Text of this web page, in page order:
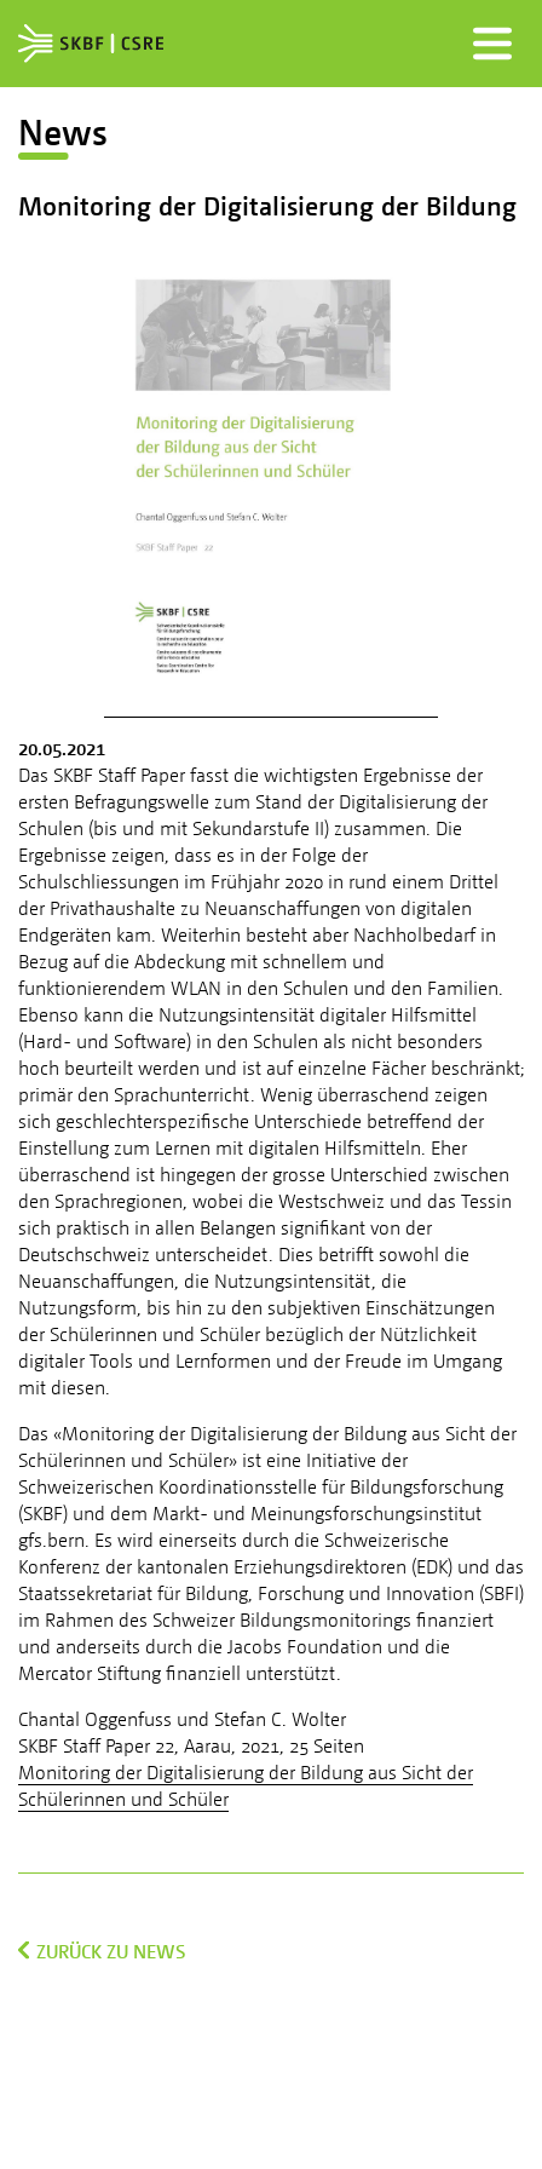
News
Monitoring der Digitalisierung der Bildung
20.05.2021
Das SKBF Staff Paper fasst die wichtigsten Ergebnisse der
ersten Befragungswelle zum Stand der Digitalisierung der
Schulen (bis und mit Sekundarstufe II) zusammen. Die
Ergebnisse zeigen, dass es in der Folge der
Schulschliessungen im Frühjahr 2020 in rund einem Drittel
der Privathaushalte zu Neuanschaffungen von digitalen
Endgeräten kam. Weiterhin besteht aber Nachholbedarf in
Bezug auf die Abdeckung mit schnellem und
funktionierendem WLAN in den Schulen und den Familien.
Ebenso kann die Nutzungsintensität digitaler Hilfsmittel
(Hard- und Software) in den Schulen als nicht besonders
hoch beurteilt werden und ist auf einzelne Fächer beschränkt;
primär den Sprachunterricht. Wenig überraschend zeigen
sich geschlechterspezifische Unterschiede betreffend der
Einstellung zum Lernen mit digitalen Hilfsmitteln. Eher
überraschend ist hingegen der grosse Unterschied zwischen
den Sprachregionen, wobei die Westschweiz und das Tessin
sich praktisch in allen Belangen signifikant von der
Deutschschweiz unterscheidet. Dies betrifft sowohl die
Neuanschaffungen, die Nutzungsintensität, die
Nutzungsform, bis hin zu den subjektiven Einschätzungen
der Schülerinnen und Schüler bezüglich der Nützlichkeit
digitaler Tools und Lernformen und der Freude im Umgang
mit diesen.
Das «Monitoring der Digitalisierung der Bildung aus Sicht der
Schülerinnen und Schüler» ist eine Initiative der
Schweizerischen Koordinationsstelle für Bildungsforschung
(SKBF) und dem Markt- und Meinungsforschungsinstitut
gfs.bern. Es wird einerseits durch die Schweizerische
Konferenz der kantonalen Erziehungsdirektoren (EDK) und das
Staatssekretariat für Bildung, Forschung und Innovation (SBFI)
im Rahmen des Schweizer Bildungsmonitorings finanziert
und anderseits durch die Jacobs Foundation und die
Mercator Stiftung finanziell unterstützt.
Chantal Oggenfuss und Stefan C. Wolter
SKBF Staff Paper 22, Aarau, 2021, 25 Seiten
Monitoring der Digitalisierung der Bildung aus Sicht der
Schülerinnen und Schüler
ZURÜCK ZU NEWS